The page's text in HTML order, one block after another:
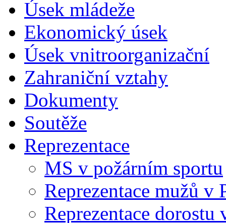
Úsek mládeže
Ekonomický úsek
Úsek vnitroorganizační
Zahraniční vztahy
Dokumenty
Soutěže
Reprezentace
MS v požárním sportu
Reprezentace mužů v
Reprezentace dorostu